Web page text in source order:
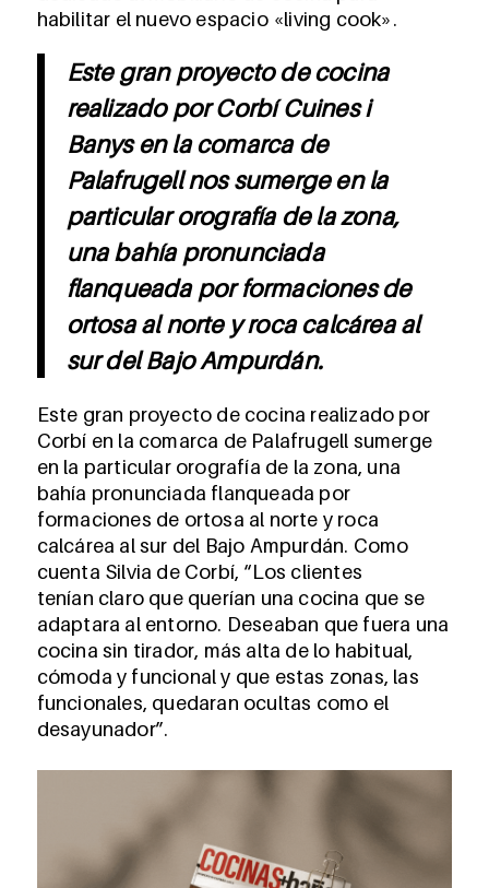
habilitar el nuevo espacio «living cook».
Este gran proyecto de cocina
realizado por Corbí Cuines i
Banys en la comarca de
Palafrugell nos sumerge en la
particular orografía de la zona,
una bahía pronunciada
flanqueada por formaciones de
ortosa al norte y roca calcárea al
sur del Bajo Ampurdán.
Este gran proyecto de cocina realizado por
Corbí en la comarca de Palafrugell sumerge
en la particular orografía de la zona, una
bahía pronunciada flanqueada por
formaciones de ortosa al norte y roca
calcárea al sur del Bajo Ampurdán. Como
cuenta Silvia de Corbí, “Los clientes
tenían claro que querían una cocina que se
adaptara al entorno. Deseaban que fuera una
cocina sin tirador, más alta de lo habitual,
cómoda y funcional y que estas zonas, las
funcionales, quedaran ocultas como el
desayunador”.